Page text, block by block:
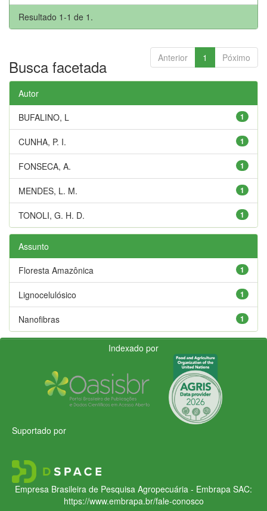
Resultado 1-1 de 1.
Anterior 1 Póximo
Busca facetada
Autor
1
BUFALINO, L
1
CUNHA, P. I.
1
FONSECA, A.
1
MENDES, L. M.
1
TONOLI, G. H. D.
Assunto
1
Floresta Amazônica
1
Lignocelulósico
1
Nanofibras
Indexado por
Suportado por
Empresa Brasileira de Pesquisa Agropecuária - Embrapa SAC:
https://www.embrapa.br/fale-conosco